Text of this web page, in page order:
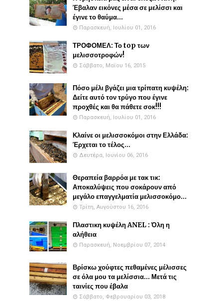
Έβαλαν εικόνες μέσα σε μελίσσι και
έγινε το θαύμα...
Παρασκευή, Ιουλίου 01, 2016
ΤΡΟΦΟΜΕΛ: Το top των
μελισσοτροφών!
Σάββατο, Μαΐου 16, 2015
Πόσο μέλι βγάζει μια τρίπατη κυψέλη:
Δείτε αυτό τον τρύγο που έγινε
προχθές και θα πάθετε σοκ!!!
Παρασκευή, Ιουλίου 01, 2016
Κλαίνε οι μελισσοκόμοι στην Ελλάδα:
Έρχεται το τέλος...
Δευτέρα, Ιουνίου 06, 2016
Θεραπεία βαρρόα με τακ τικ:
Αποκαλύψεις που σοκάρουν από
μεγάλο επαγγελματία μελισσοκόμο...
Τρίτη, Αυγούστου 16, 2016
Πλαστικη κυψέλη ANEL : Όλη η
αλήθεια
Παρασκευή, Νοεμβρίου 07, 2014
Βρίσκω χούφτες πεθαμένες μέλισσες
σε όλα μου τα μελίσσια... Μετά τις
ταινίες που έβαλα
Σάββατο, Φεβρουαρίου 03, 2018